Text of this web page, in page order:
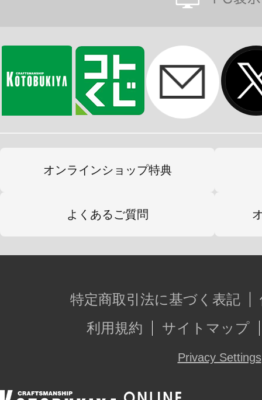
オンラインショップ特典
よくあるご質問
特定商取引法に基づく表記
利用規約
サイトマップ
Privacy Settings